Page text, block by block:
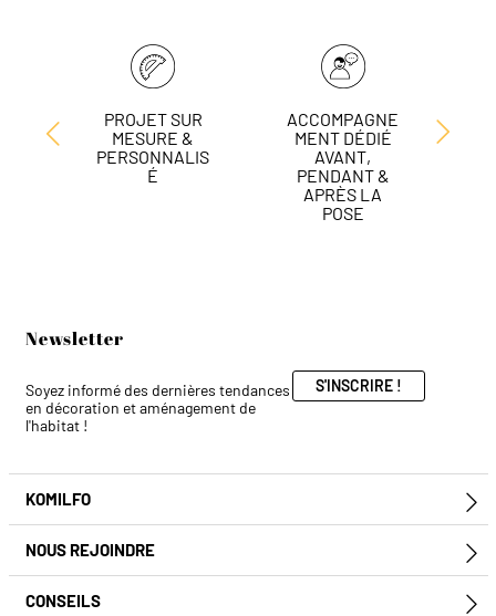
PROJET SUR
MESURE &
PERSONNALIS
É
ACCOMPAGNE
MENT DÉDIÉ
AVANT,
PENDANT &
APRÈS LA
POSE
Newsletter
Soyez informé des dernières tendances
en décoration et aménagement de
l'habitat !
S'INSCRIRE !
KOMILFO
NOUS REJOINDRE
CONSEILS